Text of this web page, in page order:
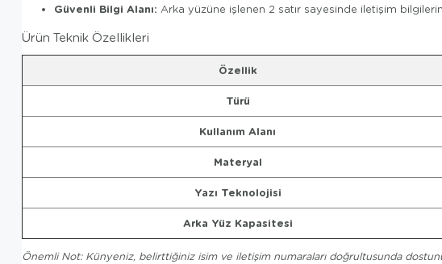
Güvenli Bilgi Alanı: Arka yüzüne işlenen 2 satır sayesinde iletişim
Ürün Teknik Özellikleri
Özellik
Türü
Kullanım Alanı
Materyal
Yazı Teknolojisi
Arka Yüz Kapasitesi
Önemli Not: Künyeniz, belirttiğiniz isim ve iletişim numaraları doğrultusunda